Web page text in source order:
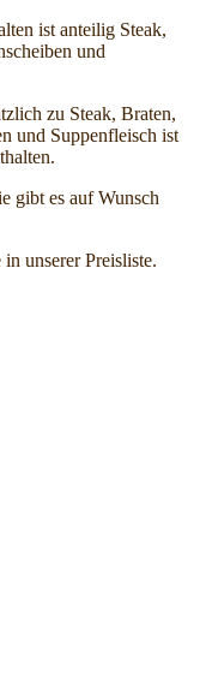
ist anteilig Steak,
und
zu Steak, Braten,
und Suppenfleisch ist
gibt es auf Wunsch
unserer Preisliste.